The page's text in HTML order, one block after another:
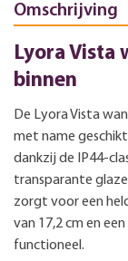
Omschrijving
Lyora Vista
binnen
De Lyora Vista
met name
dankzij de IP44-
transparante
zorgt voor een
van 17,2 cm en
functioneel.